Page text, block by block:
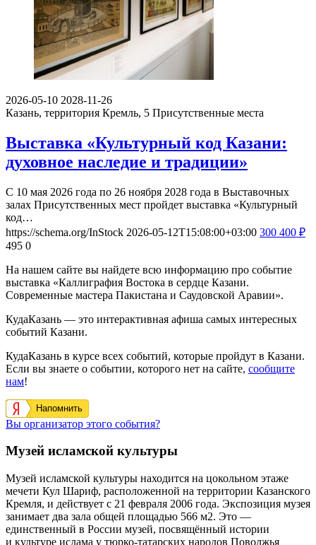
2026-05-10 2028-11-26
Казань, территория Кремль, 5 Присутственные места
Выставка «Культурный код Казани:
духовное наследие и традиции»
С 10 мая 2026 года по 26 ноября 2028 года в Выставочных
залах Присутственных мест пройдет выставка «Культурный
код…
https://schema.org/InStock 2026-05-12T15:08:00+03:00 300 400 ₽
495 0
На нашем сайте вы найдете всю информацию про событие
выставка «Каллиграфия Востока в сердце Казани.
Современные мастера Пакистана и Саудовской Аравии».
КудаКазань — это интерактивная афиша самых интересных
событий Казани.
КудаКазань в курсе всех событий, которые пройдут в Казани.
Если вы знаете о событии, которого нет на сайте, сообщите
нам!
Напомнить
Вы организатор этого события?
Музей исламской культуры
Музей исламской культуры находится на цокольном этаже
мечети Кул Шариф, расположенной на территории Казанского
Кремля, и действует с 21 февраля 2006 года. Экспозиция музея
занимает два зала общей площадью 566 м2. Это —
единственный в России музей, посвящённый истории
и культуре ислама у тюрко-татарских народов Поволжья